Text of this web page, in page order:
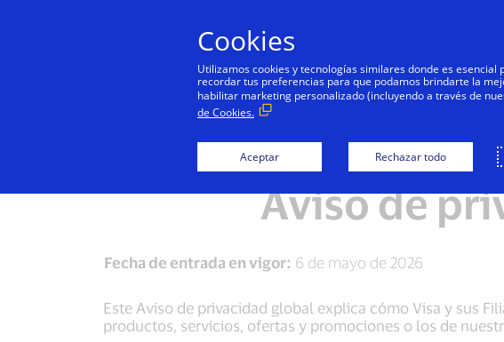
Personas
Aviso de
Fecha de entrada en vigor: 6 de mayo de 2026
Este Aviso de privacidad global explica cómo Visa y sus
productos, servicios, ofertas y promociones o los de
Cookies
Utilizamos cookies y tecnologías similares donde es
recordar tus preferencias para que podamos brindarte la
habilitar marketing personalizado (incluyendo a través de
de Cookies.
Aceptar Rechazar todo